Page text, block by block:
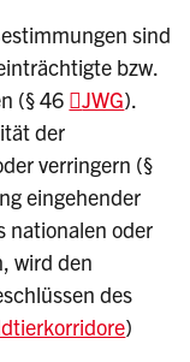
sind
bzw.
(§ 46
JWG).
der
verringern (§
eingehender
nationalen oder
wird den
des
)